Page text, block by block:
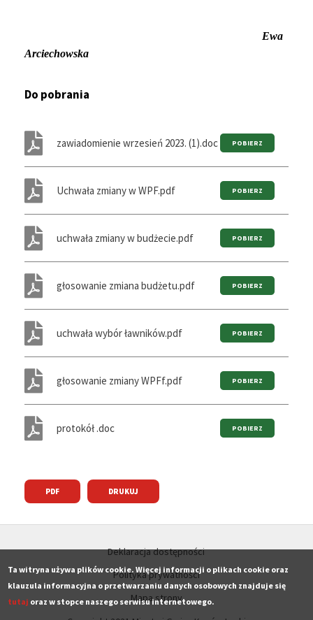
Ewa
Arciechowska
Do pobrania
zawiadomienie wrzesień 2023. (1).doc
Uchwała zmiany w WPF.pdf
uchwała zmiany w budżecie.pdf
głosowanie zmiana budżetu.pdf
uchwała wybór ławników.pdf
głosowanie zmiany WPFf.pdf
protokół .doc
PDF DRUKUJ
Deklaracja dostępności
Polityka prywatności
Mapa strony
Ta witryna używa plików cookie. Więcej informacji o plikach cookie oraz
klauzula informacyjna o przetwarzaniu danych osobowych znajduje się
tutaj oraz w stopce naszego serwisu internetowego.